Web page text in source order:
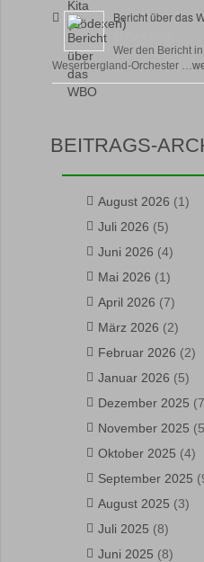
Bericht über das
Wer den Bericht
Weserbergland-Orchester …
BEITRAGS-
August 2026 (1)
Juli 2026 (5)
Juni 2026 (4)
Mai 2026 (1)
April 2026 (7)
März 2026 (2)
Februar 2026 (2)
Januar 2026 (5)
Dezember 2025
November 2025
Oktober 2025 (4)
September 2025
August 2025 (3)
Juli 2025 (8)
Juni 2025 (8)